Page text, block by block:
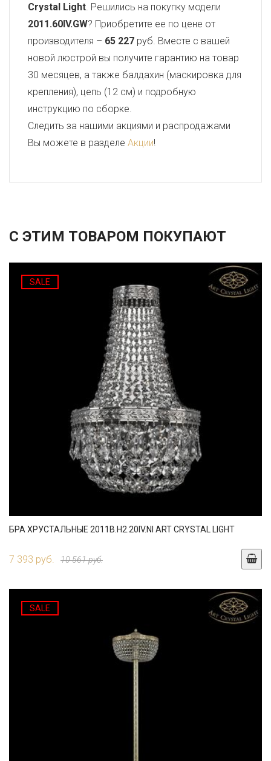
Crystal Light. Решились на покупку модели
2011.60IV.GW? Приобретите ее по цене от
производителя – 65 227 руб. Вместе с вашей
новой люстрой вы получите гарантию на товар
30 месяцев, а также балдахин (маскировка для
крепления), цепь (12 см) и подробную
инструкцию по сборке.
Следить за нашими акциями и распродажами
Вы можете в разделе Акции!
С ЭТИМ ТОВАРОМ ПОКУПАЮТ
SALE
БРА ХРУСТАЛЬНЫЕ 2011B.H2.20IV.NI ART CRYSTAL LIGHT
7 393 руб. 10 561 руб.
SALE